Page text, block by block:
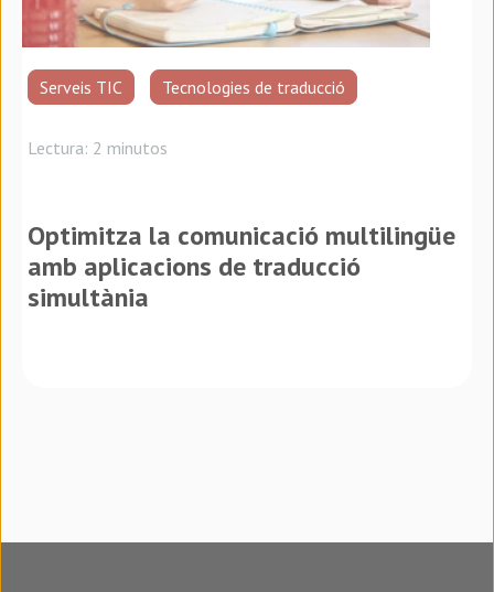
Serveis TIC Tecnologies de traducció
Lectura: 2 minutos
Optimitza la comunicació multilingüe
amb aplicacions de traducció
simultània